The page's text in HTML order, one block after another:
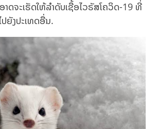
ດຈະເຮັດໃຫ້ລຳດັບເຊື້ອໄວຣັສໂຄວິດ-19 ທີ່
ຍັງປະເທດອື່ນ.